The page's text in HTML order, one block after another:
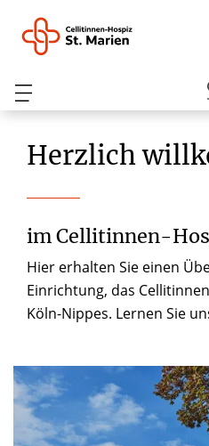
Herzlich
im Cellitinnen-
Hier erhalten Sie einen
Einrichtung, das
Köln-Nippes. Lernen Sie